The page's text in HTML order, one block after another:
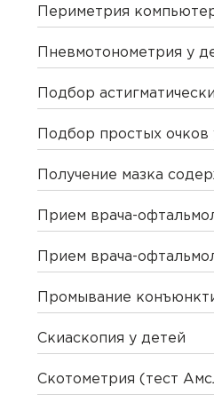
Периметрия
Пневмотонометрия у
Подбор
Подбор простых очков
Получение мазка
Прием врача-
Прием врача-
Промывание
Скиаскопия у детей
Скотометрия (тест